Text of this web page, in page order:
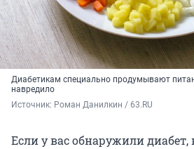
Диабетикам специально продумывают
навредило
Источник: Роман Данилкин / 63.RU
Если у вас обнаружили диабет,